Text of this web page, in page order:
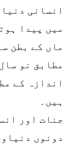
انسانی
میں پیدا
ماں کے بطن
مطابق نو
اندازہ کے
ہیں۔
جنات اور
دونوں